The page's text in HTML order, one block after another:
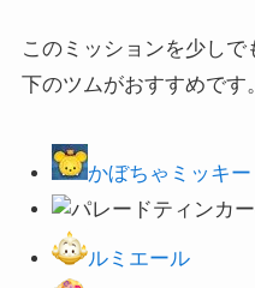
このミッションを少し
下のツムがおすすめです。
かぼちゃミッキー
ルミエール